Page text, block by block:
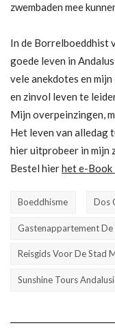
zwembaden mee
In de Borrelboeddhist
goede leven in
vele anekdotes en
en zinvol leven te
Mijn overpeinzingen,
Het leven van alledag
hier uitprobeer in mijn
Bestel hierhet e-
Boeddhisme Dos
Gastenappartement
Reisgids Voor De Stad
Sunshine Tours